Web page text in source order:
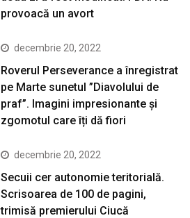
provoacă un avort
decembrie 20, 2022
Roverul Perseverance a înregistrat
pe Marte sunetul ”Diavolului de
praf”. Imagini impresionante și
zgomotul care îți dă fiori
decembrie 20, 2022
Secuii cer autonomie teritorială.
Scrisoarea de 100 de pagini,
trimisă premierului Ciucă